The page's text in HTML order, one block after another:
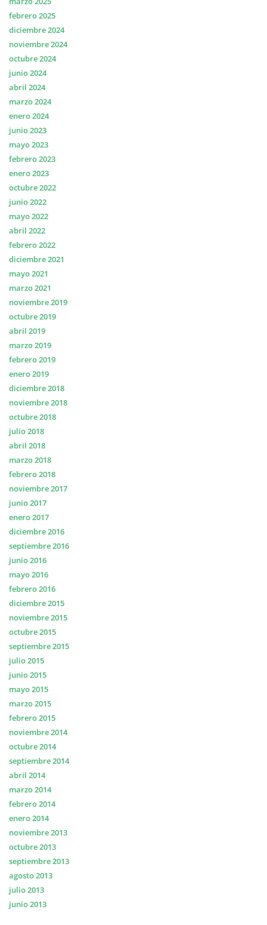
febrero 2025
diciembre 2024
noviembre 2024
octubre 2024
junio 2024
abril 2024
marzo 2024
enero 2024
junio 2023
mayo 2023
febrero 2023
enero 2023
octubre 2022
junio 2022
mayo 2022
abril 2022
febrero 2022
diciembre 2021
mayo 2021
marzo 2021
noviembre 2019
octubre 2019
abril 2019
marzo 2019
febrero 2019
enero 2019
diciembre 2018
noviembre 2018
octubre 2018
julio 2018
abril 2018
marzo 2018
febrero 2018
noviembre 2017
junio 2017
enero 2017
diciembre 2016
septiembre 2016
junio 2016
mayo 2016
febrero 2016
diciembre 2015
noviembre 2015
octubre 2015
septiembre 2015
julio 2015
junio 2015
mayo 2015
marzo 2015
febrero 2015
noviembre 2014
octubre 2014
septiembre 2014
abril 2014
marzo 2014
febrero 2014
enero 2014
noviembre 2013
octubre 2013
septiembre 2013
agosto 2013
julio 2013
junio 2013